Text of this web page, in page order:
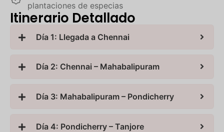
plantaciones de especias
Itinerario Detallado
Día 1: Llegada a Chennai
Día 2: Chennai – Mahabalipuram
Día 3: Mahabalipuram – Pondicherry
Día 4: Pondicherry – Tanjore